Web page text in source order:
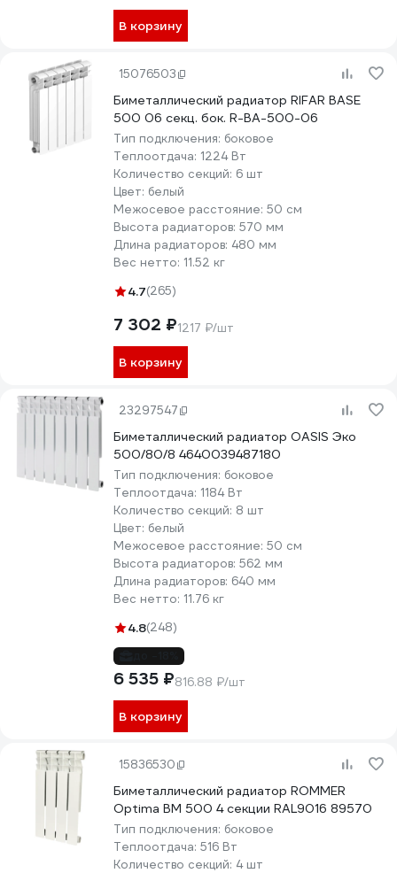
В корзину
15076503
Биметаллический радиатор RIFAR BASE
500 06 секц. бок. R-BA-500-06
Тип подключения: боковое
Теплоотдача: 1224 Вт
Количество секций: 6 шт
Цвет: белый
Межосевое расстояние: 50 см
Высота радиаторов: 570 мм
Длина радиаторов: 480 мм
Вес нетто: 11.52 кг
4.7(265)
7 302 ₽1217 ₽/шт
В корзину
23297547
Биметаллический радиатор OASIS Эко
500/80/8 4640039487180
Тип подключения: боковое
Теплоотдача: 1184 Вт
Количество секций: 8 шт
Цвет: белый
Межосевое расстояние: 50 см
Высота радиаторов: 562 мм
Длина радиаторов: 640 мм
Вес нетто: 11.76 кг
4.8(248)
6 535 ₽816.88 ₽/шт
В корзину
15836530
Биметаллический радиатор ROMMER
Optima BM 500 4 секции RAL9016 89570
Тип подключения: боковое
Теплоотдача: 516 Вт
Количество секций: 4 шт